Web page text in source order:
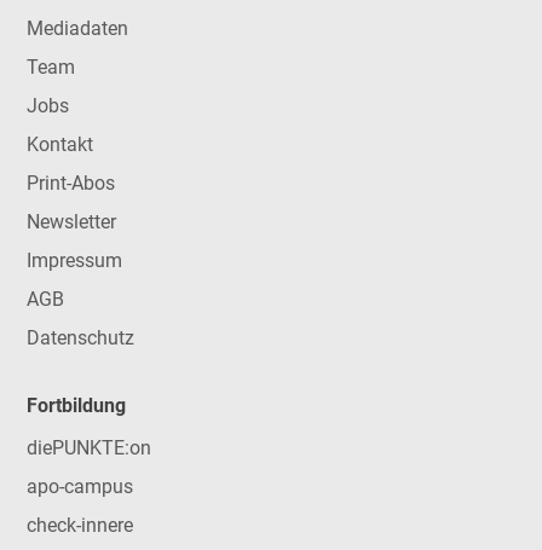
Mediadaten
Team
Jobs
Kontakt
Print-Abos
Newsletter
Impressum
AGB
Datenschutz
Fortbildung
diePUNKTE:on
apo-campus
check-innere